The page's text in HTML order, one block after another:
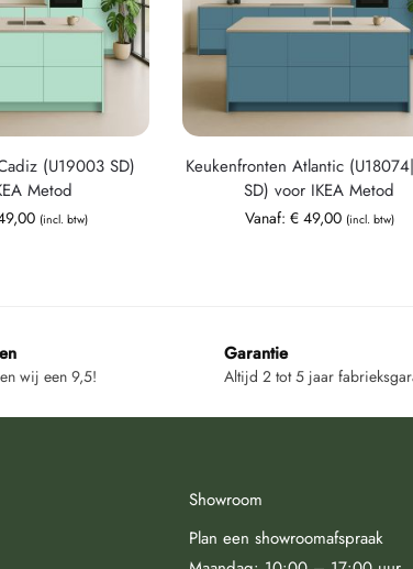
(U19003 SD)
Metod
(incl. btw)
Keukenfronten Atlantic
SD) voor IKEA Metod
Vanaf: €49,00 (incl. btw)
wij een 9,5!
Garantie
Altijd 2 tot 5 jaar
Showroom
Plan een showroomafspraak